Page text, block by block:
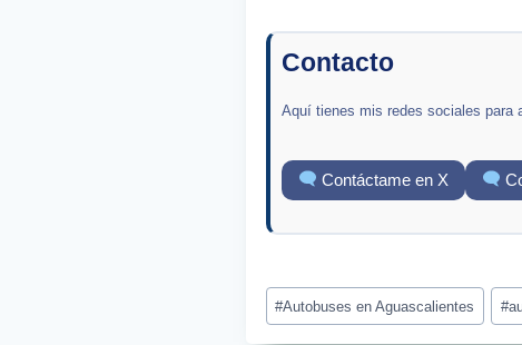
Contacto
Aquí tienes mis redes sociales para
Contáctame en X
Post
Tags:
#Autobuses en Aguascalientes #